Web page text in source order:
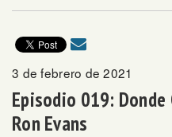
3 de febrero de 2021
Episodio 019: Donde
Ron Evans